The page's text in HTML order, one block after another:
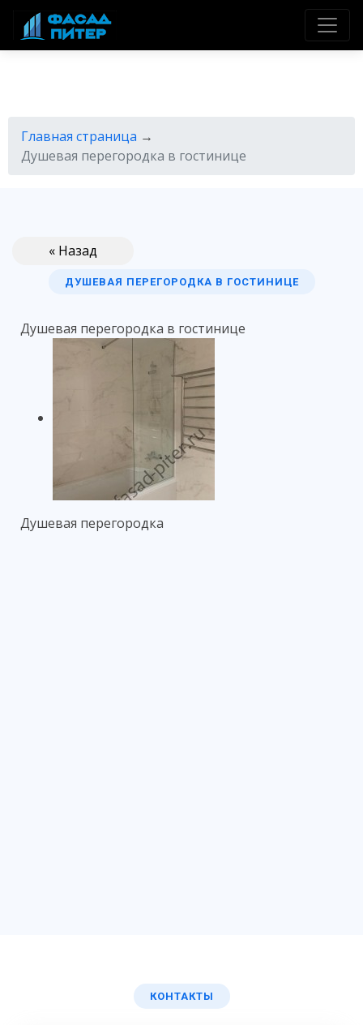
Главная страница →
Душевая перегородка в гостинице
« Назад
ДУШЕВАЯ ПЕРЕГОРОДКА В ГОСТИНИЦЕ
Душевая перегородка в гостинице
Душевая перегородка
КОНТАКТЫ